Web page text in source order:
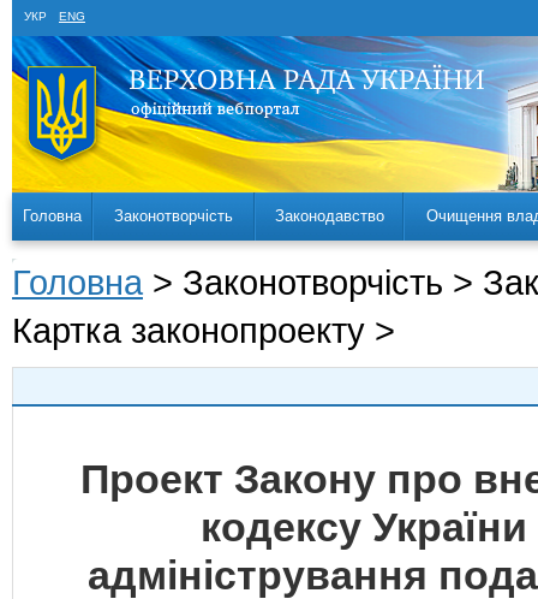
УКР ENG
Головна Законотворчість Законодавство Очищення
Головна > Законотворчість >
Картка законопроекту >
Проект Закону про
кодексу
адміністрування